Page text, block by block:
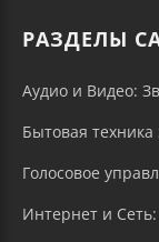
РАЗДЕЛЫ
Аудио и Видео:
Бытовая
Голосовое
Интернет и